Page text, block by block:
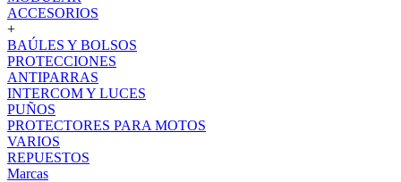
ACCESORIOS
+
BAÚLES Y BOLSOS
PROTECCIONES
ANTIPARRAS
INTERCOM Y LUCES
PUÑOS
PROTECTORES PARA MOTOS
VARIOS
REPUESTOS
Marcas